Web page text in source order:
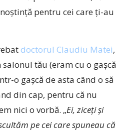
pentru cei care ţi-au
doctorul Claudiu Matei,
tău (eram cu o gaşcă
o gaşcă de asta când o să
din cap, pentru că nu
nici o vorbă. „Ei, ziceţi şi
pe cei care spuneau că